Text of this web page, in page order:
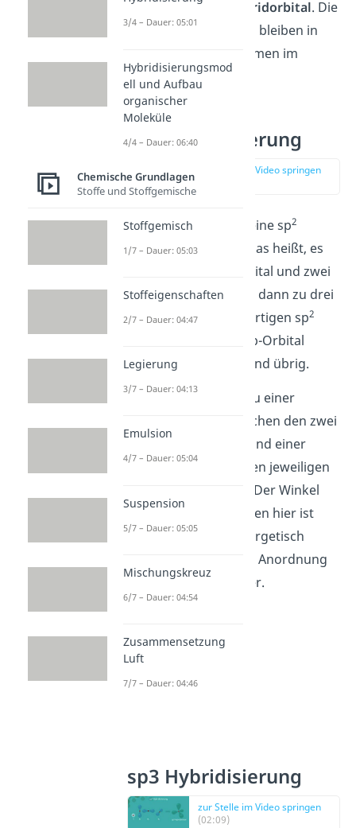
keulenförmigen Hybridorbital. Die
restlichen Elektronen bleiben in
ihren Aufenthaltsräumen im
Grundzustand.
sp2 Hybridisierung
zur Stelle im Video springen
BeiEthenC liegt eine sp2
Hybridisierung vor. Das heißt, es
hybridisiert ein s-Orbital und zwei
p-Orbitale. Es kommt dann zu drei
energetisch gleichwertigen sp2
Hybridorbitalen. Ein p-Orbital
bleibt im Grundzustand übrig.
Dadurch kommt es zu einer
Doppelbindung zwischen den zwei
Kohlenstoffatomen und einer
Einfachbindung zu den jeweiligen
Wasserstoffatomen. Der Winkel
zwischen den Orbitalen hier ist
120° und gibt die energetisch
günstigste räumliche Anordnung
der Elektronen wieder.
sp3 Hybridisierung
zur Stelle im Video springen
(02:09)
3/4 – Dauer: 05:01
Hybridisierungsmod
ell und Aufbau
organischer
Moleküle
4/4 – Dauer: 06:40
Chemische Grundlagen
Stoffe und Stoffgemische
Stoffgemisch
1/7 – Dauer: 05:03
Stoffeigenschaften
2/7 – Dauer: 04:47
Legierung
3/7 – Dauer: 04:13
Emulsion
4/7 – Dauer: 05:04
Suspension
5/7 – Dauer: 05:05
Mischungskreuz
6/7 – Dauer: 04:54
Zusammensetzung
Luft
7/7 – Dauer: 04:46